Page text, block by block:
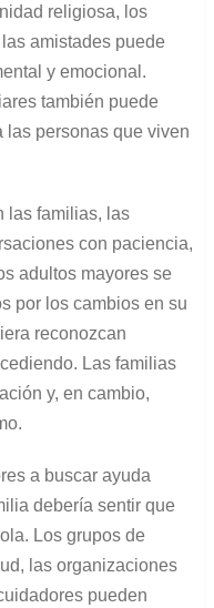
religiosa, los
amistades puede
y emocional.
también puede
las personas que viven
las familias, las
con paciencia,
adultos mayores se
por los cambios en su
reconozcan
Las familias
y, en cambio,
a buscar ayuda
debería sentir que
Los grupos de
las organizaciones
pueden